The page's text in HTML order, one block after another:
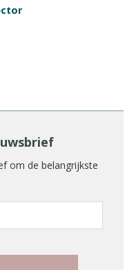
om de belangrijkste